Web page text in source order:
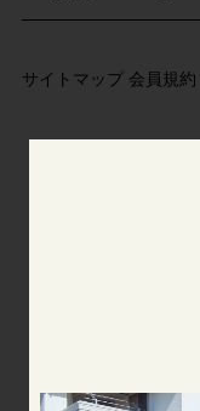
サイトマップ 会員規約